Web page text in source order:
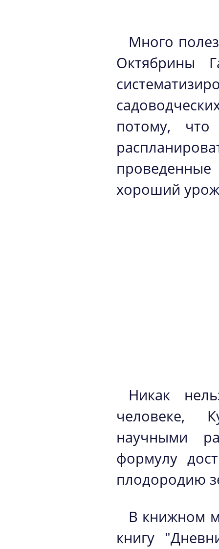
Много
Октябрины
потому, что
хороший
Никак
человеке,
научными
формулу
плодородию
В книжном
книгу